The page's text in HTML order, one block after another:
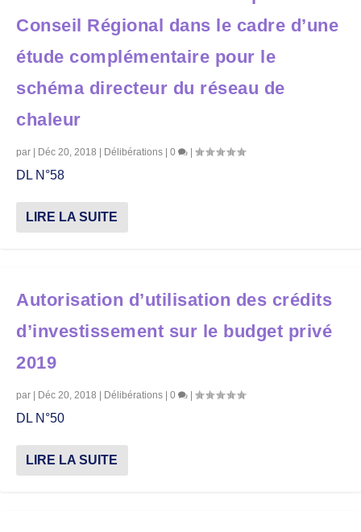
Conseil Régional dans le cadre d’une
étude complémentaire pour le
schéma directeur du réseau de
chaleur
par Déc 20, 2018 Délibérations 0
DL N°58
LIRE LA SUITE
Autorisation d’utilisation des crédits
d’investissement sur le budget privé
2019
par Déc 20, 2018 Délibérations 0
DL N°50
LIRE LA SUITE